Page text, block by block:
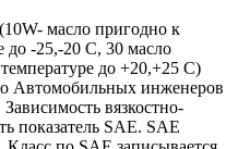
масло пригодно к
до -25,-20 С, 30 масло
до +20,+25 С)
Автомобильных инженеров
вязкостно-
показатель SAE. SAE